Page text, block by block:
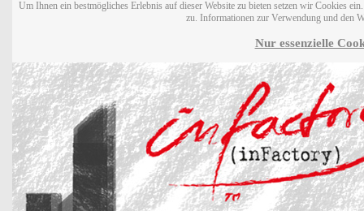
Um Ihnen ein bestmögliches Erlebnis auf dieser Website zu bieten setzen wir Cookies
zu. Informationen zur Verwendung und den
Nur essenzielle